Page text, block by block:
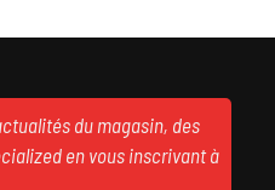
du magasin, des
en vous inscrivant à